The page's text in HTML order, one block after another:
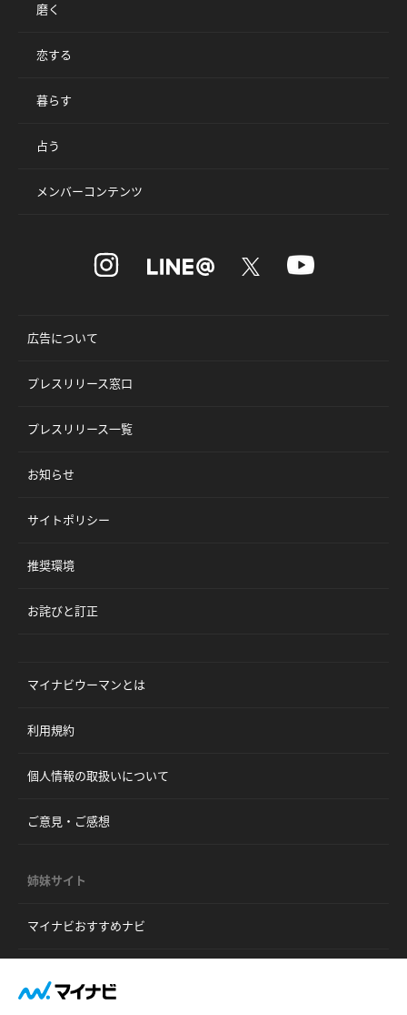
磨く
恋する
暮らす
占う
メンバーコンテンツ
広告について
プレスリリース窓口
プレスリリース一覧
お知らせ
サイトポリシー
推奨環境
お詫びと訂正
マイナビウーマンとは
利用規約
個人情報の取扱いについて
ご意見・ご感想
姉妹サイト
マイナビおすすめナビ